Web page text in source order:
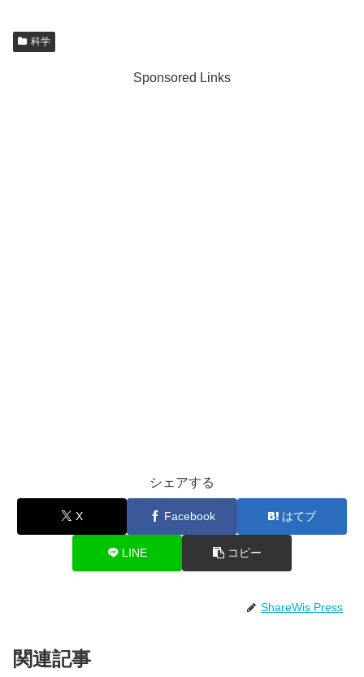
科学
Sponsored Links
シェアする
X Facebook はてブ
LINE コピー
ShareWis Press
関連記事